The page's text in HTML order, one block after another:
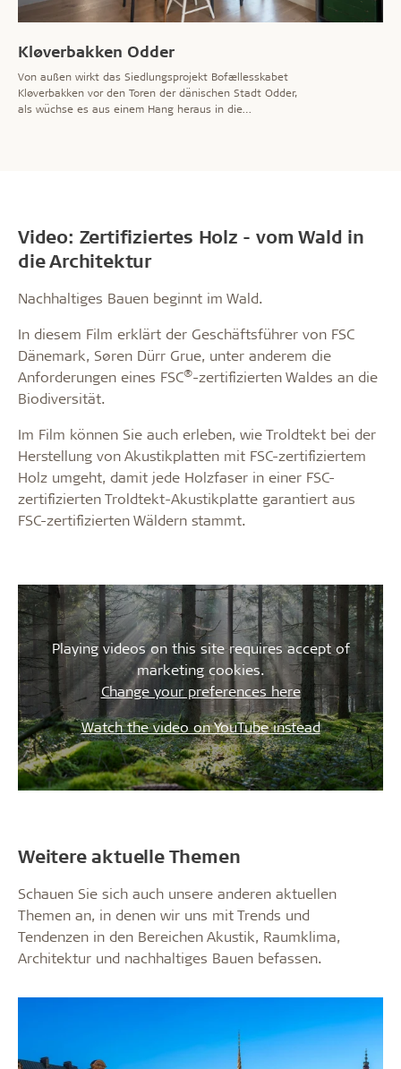
Kløverbakken Odder
Von außen wirkt das Siedlungsprojekt Bofællesskabet
Kløverbakken vor den Toren der dänischen Stadt Odder,
als wüchse es aus einem Hang heraus in die
Video: Zertifiziertes Holz - vom Wald in
die Architektur
Nachhaltiges Bauen beginnt im Wald.
In diesem Film erklärt der Geschäftsführer von FSC
Dänemark, Søren Dürr Grue, unter anderem die
Anforderungen eines FSC®-zertifizierten Waldes an die
Biodiversität.
Im Film können Sie auch erleben, wie Troldtekt bei der
Herstellung von Akustikplatten mit FSC-zertifiziertem
Holz umgeht, damit jede Holzfaser in einer FSC-
zertifizierten Troldtekt-Akustikplatte garantiert aus
FSC-zertifizierten Wäldern stammt.
Playing videos on this site requires accept of
marketing cookies.
Change your preferences here
Watch the video on YouTube instead
Weitere aktuelle Themen
Schauen Sie sich auch unsere anderen aktuellen
Themen an, in denen wir uns mit Trends und
Tendenzen in den Bereichen Akustik, Raumklima,
Architektur und nachhaltiges Bauen befassen.